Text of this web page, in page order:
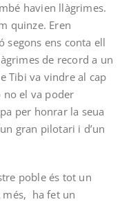
havien llàgrimes.
quinze. Eren
segons ens conta ell
de record a un
Tibi va vindre al cap
no el va poder
per honrar la seua
gran pilotari i d’un
poble és tot un
ha fet un